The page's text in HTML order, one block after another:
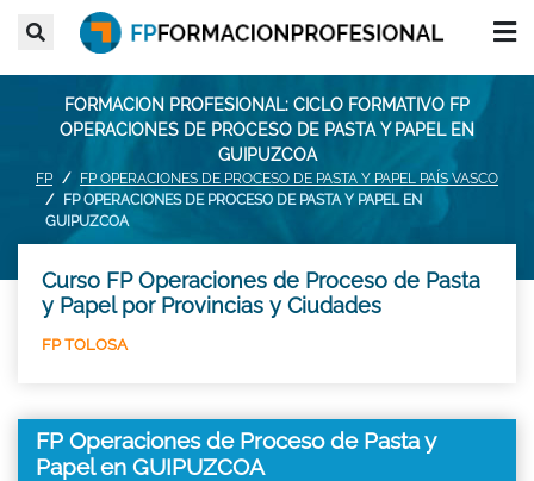
FORMACION PROFESIONAL: CICLO FORMATIVO FP
OPERACIONES DE PROCESO DE PASTA Y PAPEL EN
GUIPUZCOA
FP
FP OPERACIONES DE PROCESO DE PASTA Y PAPEL PAÍS VASCO
FP OPERACIONES DE PROCESO DE PASTA Y PAPEL EN
GUIPUZCOA
Curso FP Operaciones de Proceso de Pasta
y Papel por Provincias y Ciudades
FP TOLOSA
FP Operaciones de Proceso de Pasta y
Papel en GUIPUZCOA